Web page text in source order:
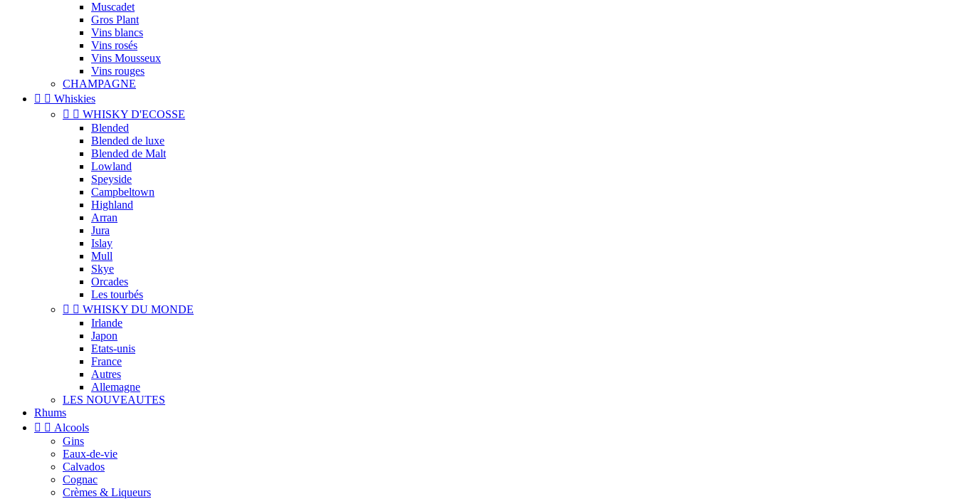
Muscadet
Gros Plant
Vins blancs
Vins rosés
Vins Mousseux
Vins rouges
CHAMPAGNE
  Whiskies
  WHISKY D'ECOSSE
Blended
Blended de luxe
Blended de Malt
Lowland
Speyside
Campbeltown
Highland
Arran
Jura
Islay
Mull
Skye
Orcades
Les tourbés
  WHISKY DU MONDE
Irlande
Japon
Etats-unis
France
Autres
Allemagne
LES NOUVEAUTES
Rhums
  Alcools
Gins
Eaux-de-vie
Calvados
Cognac
Crèmes & Liqueurs